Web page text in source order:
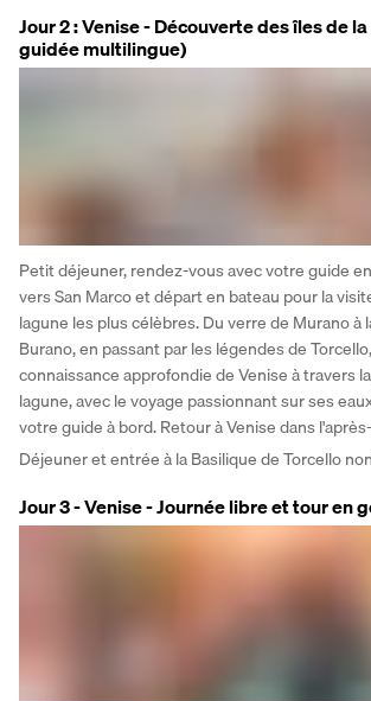
Jour 2 : Venise - Découverte des îles de
guidée multilingue)
Petit déjeuner, rendez-vous avec votre guide
vers San Marco et départ en bateau pour la
lagune les plus célèbres. Du verre de Murano à
Burano, en passant par les légendes de
connaissance approfondie de Venise à travers
lagune, avec le voyage passionnant sur ses
votre guide à bord. Retour à Venise dans
Déjeuner et entrée à la Basilique de Torcello
Jour 3 - Venise - Journée libre et tour en